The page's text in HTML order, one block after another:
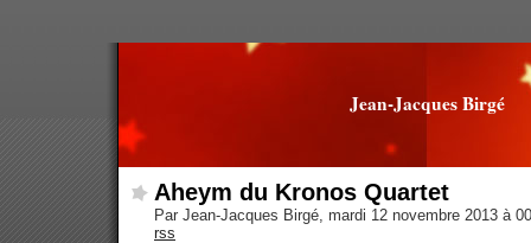
Jean-Jacques Birgé
Aheym du Kronos Quartet
Par Jean-Jacques Birgé, mardi 12 novembre 2013 à
rss